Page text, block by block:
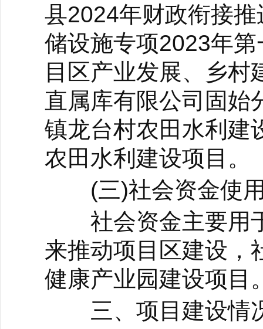
县2024年财政衔接
储设施专项2023年
目区产业发展、乡
直属库有限公司固始
镇龙台村农田水利建
农田水利建设项目。
(三)社会资金使
社会资金主要用于
来推动项目区建设，
健康产业园建设项目
三、项目建设情